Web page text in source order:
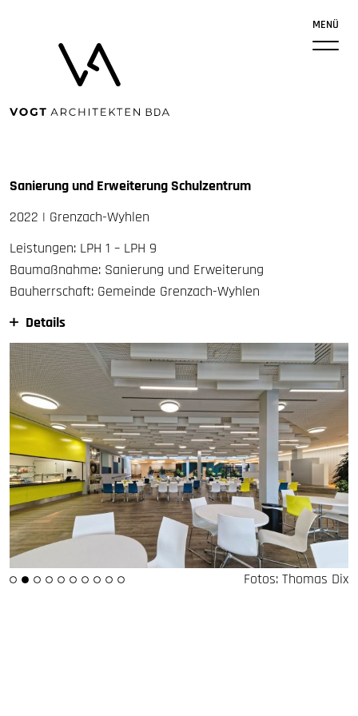
MENÜ
Sanierung und Erweiterung Schulzentrum
2022 | Grenzach-Wyhlen
Leistungen: LPH 1 – LPH 9
Baumaßnahme: Sanierung und Erweiterung
Bauherrschaft: Gemeinde Grenzach-Wyhlen
Details
Fotos: Thomas Dix
Fotos: Thomas Dix